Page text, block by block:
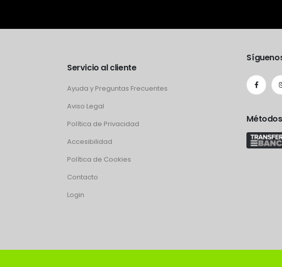
Servicio al cliente
Ayuda y Preguntas Frecuentes
Aviso Legal
Política de Privacidad
Accesibilidad
Política de Cookies
Contacto
Login